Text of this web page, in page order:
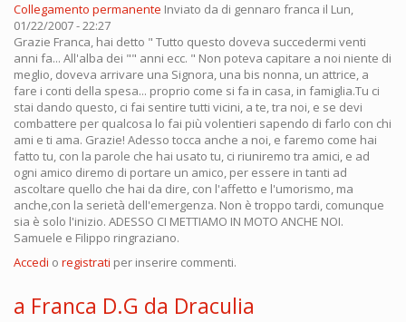
Collegamento permanente Inviato da di gennaro franca il Lun,
01/22/2007 - 22:27
Grazie Franca, hai detto " Tutto questo doveva succedermi venti
anni fa... All'alba dei "" anni ecc. " Non poteva capitare a noi niente di
meglio, doveva arrivare una Signora, una bis nonna, un attrice, a
fare i conti della spesa... proprio come si fa in casa, in famiglia.Tu ci
stai dando questo, ci fai sentire tutti vicini, a te, tra noi, e se devi
combattere per qualcosa lo fai più volentieri sapendo di farlo con chi
ami e ti ama. Grazie! Adesso tocca anche a noi, e faremo come hai
fatto tu, con la parole che hai usato tu, ci riuniremo tra amici, e ad
ogni amico diremo di portare un amico, per essere in tanti ad
ascoltare quello che hai da dire, con l'affetto e l'umorismo, ma
anche,con la serietà dell'emergenza. Non è troppo tardi, comunque
sia è solo l'inizio. ADESSO CI METTIAMO IN MOTO ANCHE NOI.
Samuele e Filippo ringraziano.
Accedi o registrati per inserire commenti.
a Franca D.G da Draculia